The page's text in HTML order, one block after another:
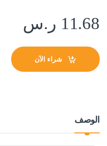
11.68 ر.س
شراء الآن
الوصف